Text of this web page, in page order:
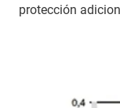
protección